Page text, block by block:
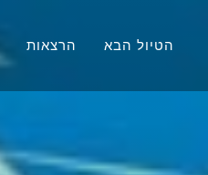
הטיול הבא הרצאות